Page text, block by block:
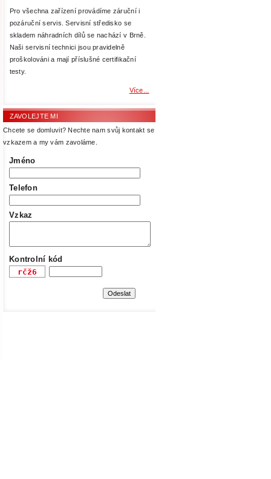
Pro všechna zařízení provádíme záruční i
pozáruční servis. Servisní středisko se
skladem náhradních dílů se nachází v Brně.
Naši servisní technici jsou pravidelně
proškolováni a mají příslušné certifikační
testy.
Více...
ZAVOLEJTE MI
Chcete se domluvit? Nechte nam svůj kontakt se
vzkazem a my vám zavoláme.
Jméno
Telefon
Vzkaz
Kontrolní kód